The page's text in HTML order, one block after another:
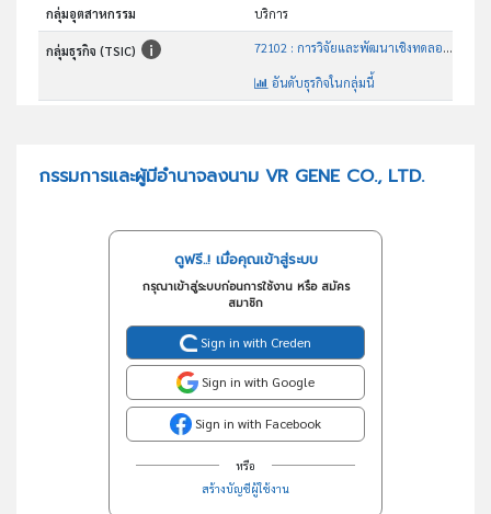
กลุ่มอุตสาหกรรม บริการ
กลุ่มธุรกิจ (TSIC) 72102 : การวิจัยและพัฒนาเชิงทดลองด้านเทคโนโลยีชีวภาพ
อันดับธุรกิจในกลุ่มนี้
กรรมการและผู้มีอำนาจลงนาม VR GENE CO., LTD.
ดูฟรี..! เมื่อคุณเข้าสู่ระบบ
กรุณาเข้าสู่ระบบก่อนการใช้งาน หรือ สมัคร
สมาชิก
Sign in with Creden
Sign in with Google
Sign in with Facebook
หรือ
สร้างบัญชีผู้ใช้งาน